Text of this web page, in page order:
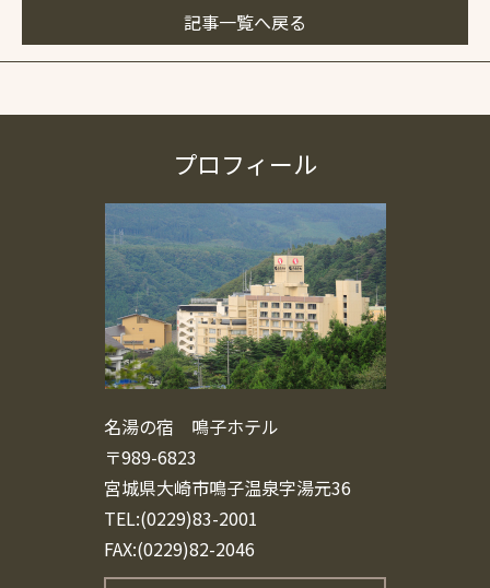
記事一覧へ戻る
プロフィール
名湯の宿 鳴子ホテル
〒989-6823
宮城県大崎市鳴子温泉字湯元36
TEL:(0229)83-2001
FAX:(0229)82-2046